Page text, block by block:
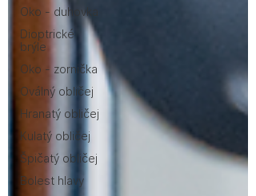
Oko - duhovka
Dioptrické
brýle
Oko - zornička
Oválný obličej
Hranatý obličej
Kulatý obličej
Špičatý obličej
Bolest hlavy